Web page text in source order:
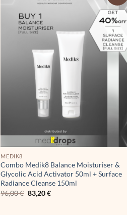
MEDIK8
Combo Medik8 Balance Moisturiser &
Glycolic Acid Activator 50ml + Surface
Radiance Cleanse 150ml
96,00€ Original
price
83,20€Η